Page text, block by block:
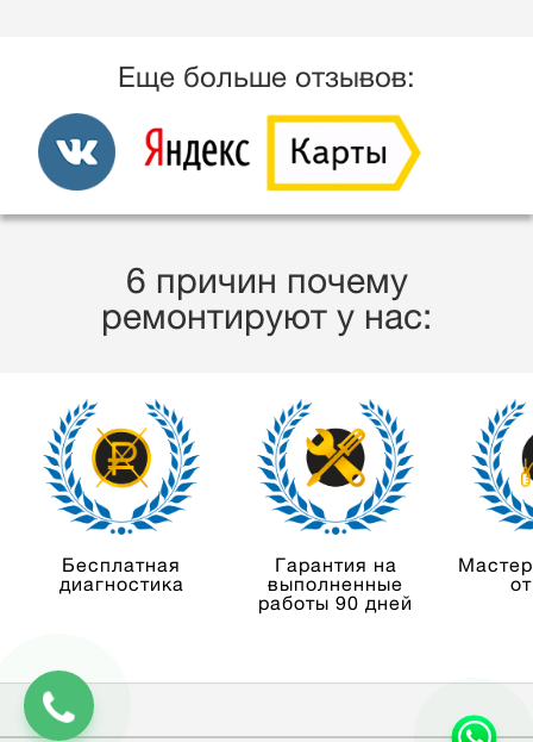
Еще больше отзывов:
6 причин почему
ремонтируют у нас:
Бесплатная
диагностика
Гарантия на
выполненные
работы 90 дней